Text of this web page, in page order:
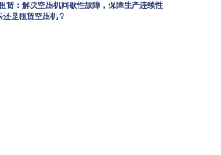
赁：解决空压机间歇性故障，保障生产连续性
是租赁空压机？